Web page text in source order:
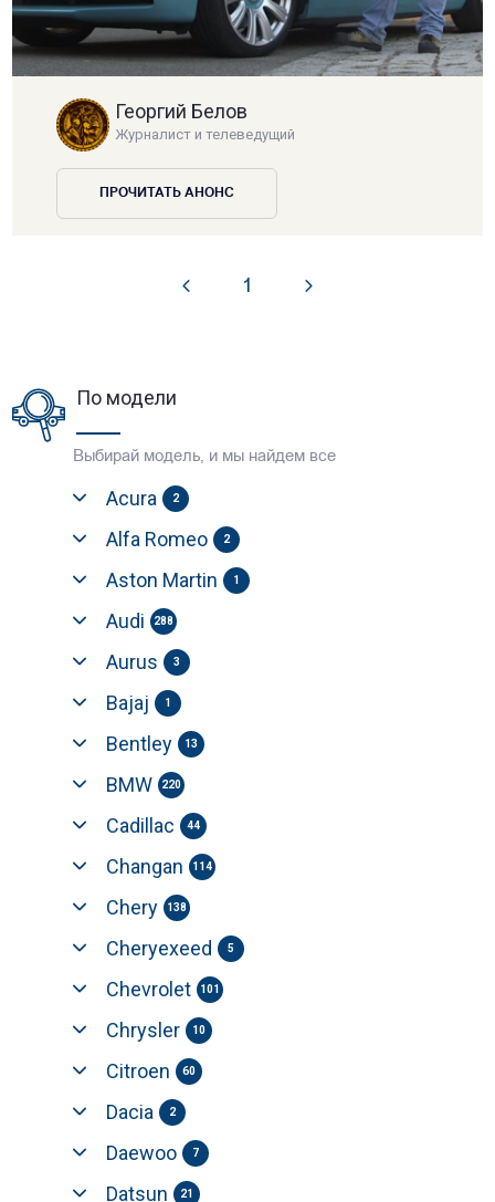
Георгий Белов
Журналист и телеведущий
ПРОЧИТАТЬ АНОНС
1
По модели
Выбирай модель, и мы найдем все
Acura 2
Alfa Romeo 2
Aston Martin 1
Audi 288
Aurus 3
Bajaj 1
Bentley 13
BMW 220
Cadillac 44
Changan 114
Chery 138
Cheryexeed 5
Chevrolet 101
Chrysler 10
Citroen 60
Dacia 2
Daewoo 7
Datsun 21